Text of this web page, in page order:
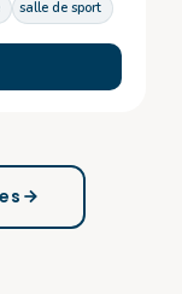
salle de sport